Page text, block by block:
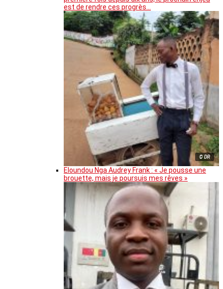
est de rendre ces progrès…
© DR
Eloundou Nga Audrey Frank : « Je pousse une
brouette, mais je poursuis mes rêves »